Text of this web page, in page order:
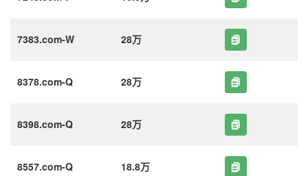
7383.com-W 28万
8378.com-Q 28万
8398.com-Q 28万
8557.com-Q 18.8万